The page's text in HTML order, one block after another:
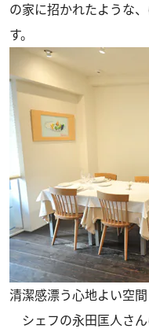
の家に招かれたような
す。
清潔感漂う心地よい空間
シェフの永田匡人さ